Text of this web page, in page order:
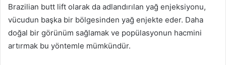
Brazilian butt lift olarak da adlandırılan yağ enjeksiyonu,
vücudun başka bir bölgesinden yağ enjekte eder. Daha
doğal bir görünüm sağlamak ve popülasyonun hacmini
artırmak bu yöntemle mümkündür.